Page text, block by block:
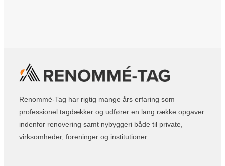
Renommé-Tag har rigtig mange års erfaring som
professionel tagdækker og udfører en lang række opgaver
indenfor renovering samt nybyggeri både til private,
virksomheder, foreninger og institutioner.